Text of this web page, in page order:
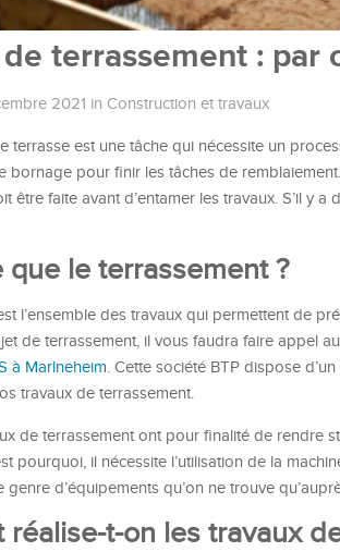
terrassement : par
2021 in Construction et travaux
terrasse est une tâche qui nécessite un
bornage pour finir les tâches de
être faite avant d’entamer les travaux. S’il y
que le terrassement ?
l’ensemble des travaux qui permettent de
de terrassement, il vous faudra faire appel
à Marlneheim. Cette société BTP dispose
travaux de terrassement.
de terrassement ont pour finalité de rendre
pourquoi, il nécessite l’utilisation de la
genre d’équipements qu’on ne trouve
réalise-t-on les travaux